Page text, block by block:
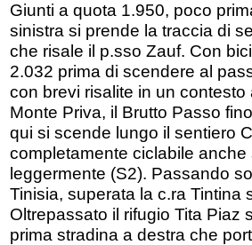
Giunti a quota 1.950, poco
sinistra si prende la traccia di
che risale il p.sso Zauf. Con
2.032 prima di scendere al
con brevi risalite in un
Monte Priva, il Brutto Passo
qui si scende lungo il sentiero
completamente ciclabile
leggermente (S2). Passando
Tinisia, superata la c.ra Tintina
Oltrepassato il rifugio Tita Piaz
prima stradina a destra che